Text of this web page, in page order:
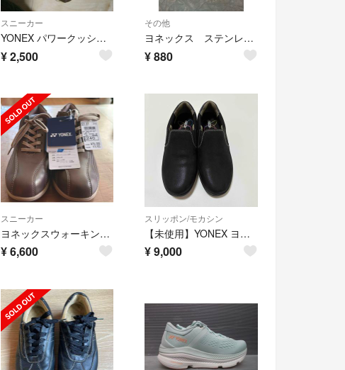
スニーカー
YONEX パワークッション ウォーキングシューズ 23.5cm 軽量
¥2,500
その他
ヨネックス ステンレス製 ミニ靴べら 新品未開封
¥880
スニーカー
ヨネックスウォーキングシューズ女性パールローズ サイズ23.0新品・未使用6割引
¥6,600
スリッポン/モカシン
【未使用】YONEX ヨネックス 23.5cm スリッポン 黒 3.5E
¥9,000